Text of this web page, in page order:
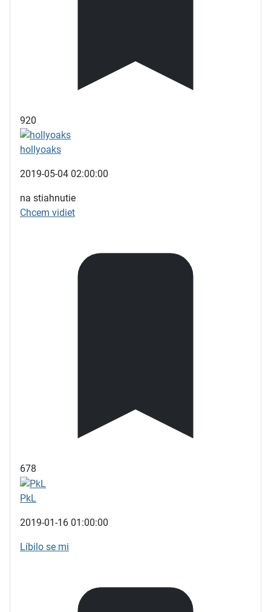
920
hollyoaks
2019-05-04 02:00:00
na stiahnutie
Chcem vidiet
678
PkL
2019-01-16 01:00:00
Líbilo se mi